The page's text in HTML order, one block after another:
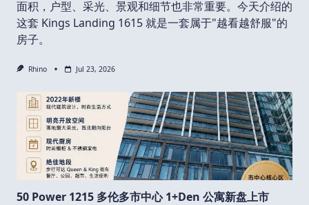
面积，户型、采光、景观和细节也非常重要。今天介绍的
这套 Kings Landing 1615 就是一套属于"越看越舒服"的
房子。
Rhino Jul 23, 2026
50 Power 1215 多伦多市中心 1+Den 公寓新盘上市